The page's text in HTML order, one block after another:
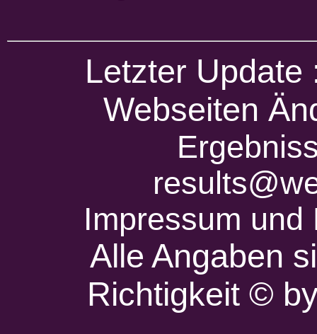
Letzter
Webseiten
Impressum
Alle Angaben
Richtigkeit ©